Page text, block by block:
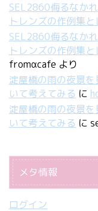
SEL2860侮るなか
トレンズの作例集
SEL2860侮るなか
トレンズの作例集
fromαcafe より
淀屋橋の雨の夜景
いて考えてみる に
淀屋橋の雨の夜景
いて考えてみる に
メタ情報
ログイン